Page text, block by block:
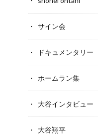
サイン会
ドキュメンタリー
ホームラン集
大谷インタビュー
大谷翔平